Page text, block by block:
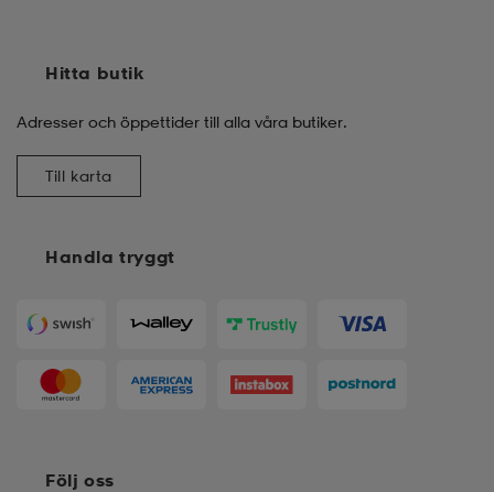
Handla tryggt
Hitta butik
Adresser och öppettider till alla våra butiker.
Till karta
Följ oss